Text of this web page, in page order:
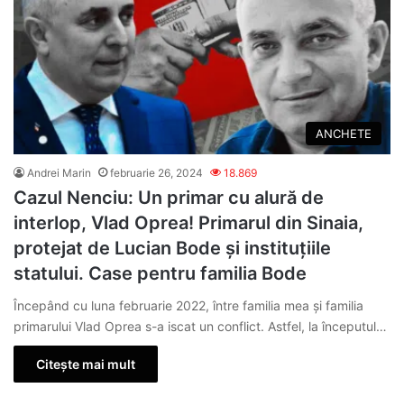
ANCHETE
Andrei Marin februarie 26, 2024 18.869
Cazul Nenciu: Un primar cu alură de
interlop, Vlad Oprea! Primarul din Sinaia,
protejat de Lucian Bode și instituțiile
statului. Case pentru familia Bode
Începând cu luna februarie 2022, între familia mea și familia
primarului Vlad Oprea s-a iscat un conflict. Astfel, la începutul…
Citește mai mult